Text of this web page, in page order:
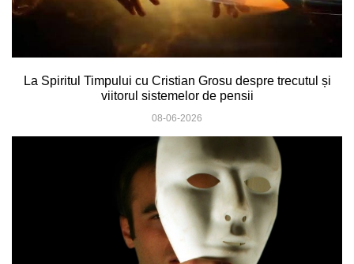
La Spiritul Timpului cu Cristian Grosu despre trecutul și
viitorul sistemelor de pensii
08-06-2026